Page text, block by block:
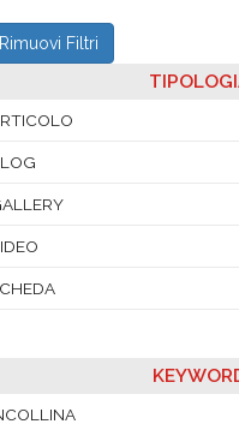
Rimuovi Filtri